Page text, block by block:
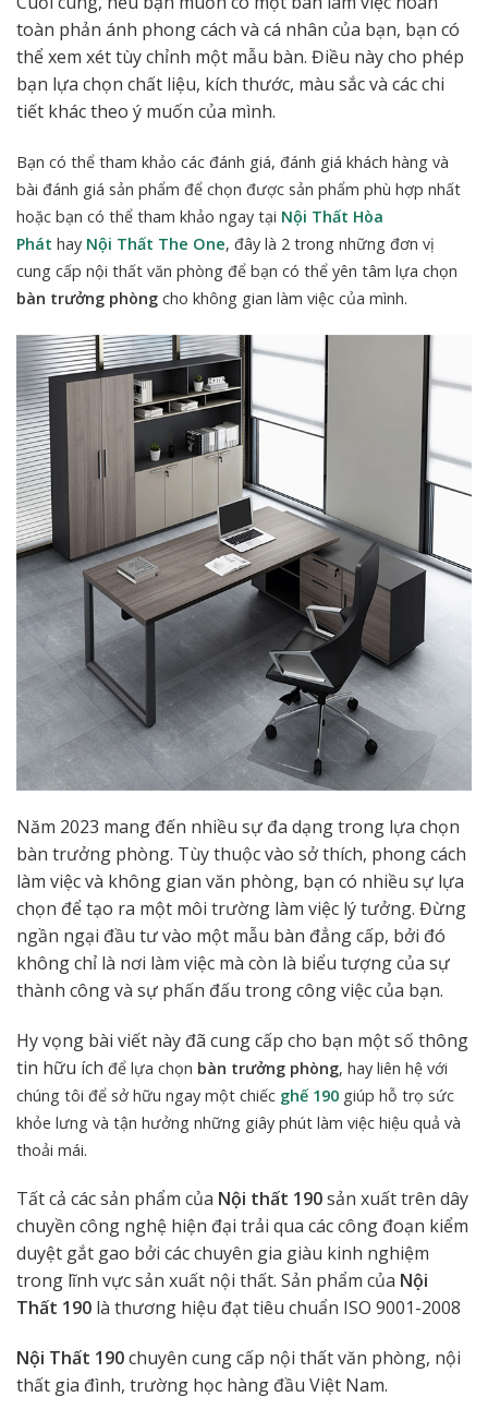
toàn phản ánh phong cách và cá nhân của bạn, bạn có
thể xem xét tùy chỉnh một mẫu bàn. Điều này cho phép
bạn lựa chọn chất liệu, kích thước, màu sắc và các chi
tiết khác theo ý muốn của mình.
Bạn có thể tham khảo các đánh giá, đánh giá khách hàng và
bài đánh giá sản phẩm để chọn được sản phẩm phù hợp nhất
hoặc bạn có thể tham khảo ngay tại Nội Thất Hòa
Phát hay Nội Thất The One, đây là 2 trong những đơn vị
cung cấp nội thất văn phòng để bạn có thể yên tâm lựa chọn
bàn trưởng phòng cho không gian làm việc của mình.
Năm 2023 mang đến nhiều sự đa dạng trong lựa chọn
bàn trưởng phòng. Tùy thuộc vào sở thích, phong cách
làm việc và không gian văn phòng, bạn có nhiều sự lựa
chọn để tạo ra một môi trường làm việc lý tưởng. Đừng
ngần ngại đầu tư vào một mẫu bàn đẳng cấp, bởi đó
không chỉ là nơi làm việc mà còn là biểu tượng của sự
thành công và sự phấn đấu trong công việc của bạn.
Hy vọng bài viết này đã cung cấp cho bạn một số thông
tin hữu ích để lựa chọn bàn trưởng phòng, hay liên hệ với
chúng tôi để sở hữu ngay một chiếc ghế 190 giúp hỗ trọ sức
khỏe lưng và tận hưởng những giây phút làm việc hiệu quả và
thoải mái.
Tất cả các sản phẩm của Nội thất 190sản xuất trên dây
chuyền công nghệ hiện đại trải qua các công đoạn kiểm
duyệt gắt gao bởi các chuyên gia giàu kinh nghiệm
trong lĩnh vực sản xuất nội thất. Sản phẩm của Nội
Thất 190 là thương hiệu đạt tiêu chuẩn ISO 9001-2008
Nội Thất 190chuyên cung cấp nội thất văn phòng, nội
thất gia đình, trường học hàng đầu Việt Nam.